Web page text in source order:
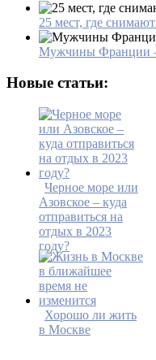
25 мест, где
Мужчины Франции
Новые статьи:
Черное море или
Азовское – куда
отправиться на
отдых в 2023
году?
Хорошо ли жить
в Москве